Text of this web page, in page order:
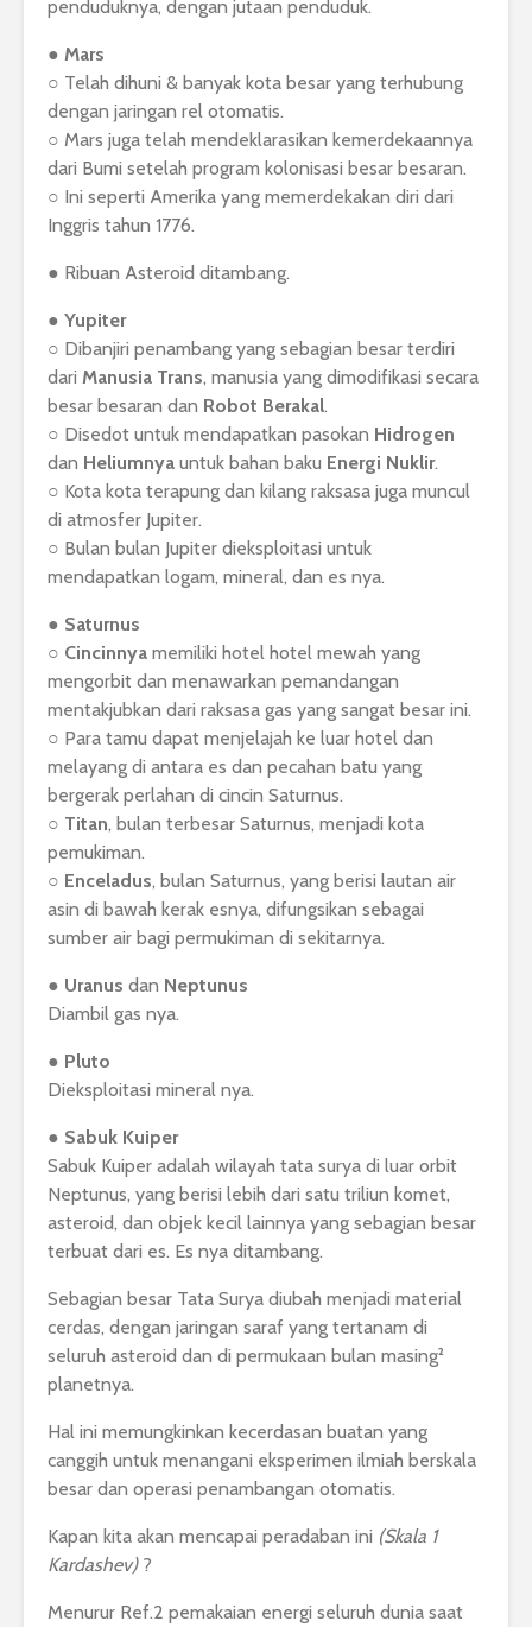
penduduknya, dengan jutaan penduduk.
● Mars
○ Telah dihuni & banyak kota besar yang terhubung
dengan jaringan rel otomatis.
○ Mars juga telah mendeklarasikan kemerdekaannya
dari Bumi setelah program kolonisasi besar besaran.
○ Ini seperti Amerika yang memerdekakan diri dari
Inggris tahun 1776.
● Ribuan Asteroid ditambang.
● Yupiter
○ Dibanjiri penambang yang sebagian besar terdiri
dari Manusia Trans, manusia yang dimodifikasi secara
besar besaran dan Robot Berakal.
○ Disedot untuk mendapatkan pasokan Hidrogen
dan Heliumnya untuk bahan baku Energi Nuklir.
○ Kota kota terapung dan kilang raksasa juga muncul
di atmosfer Jupiter.
○ Bulan bulan Jupiter dieksploitasi untuk
mendapatkan logam, mineral, dan es nya.
● Saturnus
○ Cincinnya memiliki hotel hotel mewah yang
mengorbit dan menawarkan pemandangan
mentakjubkan dari raksasa gas yang sangat besar ini.
○ Para tamu dapat menjelajah ke luar hotel dan
melayang di antara es dan pecahan batu yang
bergerak perlahan di cincin Saturnus.
○ Titan, bulan terbesar Saturnus, menjadi kota
pemukiman.
○ Enceladus, bulan Saturnus, yang berisi lautan air
asin di bawah kerak esnya, difungsikan sebagai
sumber air bagi permukiman di sekitarnya.
● Uranus dan Neptunus
Diambil gas nya.
● Pluto
Dieksploitasi mineral nya.
● Sabuk Kuiper
Sabuk Kuiper adalah wilayah tata surya di luar orbit
Neptunus, yang berisi lebih dari satu triliun komet,
asteroid, dan objek kecil lainnya yang sebagian besar
terbuat dari es. Es nya ditambang.
Sebagian besar Tata Surya diubah menjadi material
cerdas, dengan jaringan saraf yang tertanam di
seluruh asteroid dan di permukaan bulan masing²
planetnya.
Hal ini memungkinkan kecerdasan buatan yang
canggih untuk menangani eksperimen ilmiah berskala
besar dan operasi penambangan otomatis.
Kapan kita akan mencapai peradaban ini (Skala 1
Kardashev)?
Menurur Ref.2 pemakaian energi seluruh dunia saat